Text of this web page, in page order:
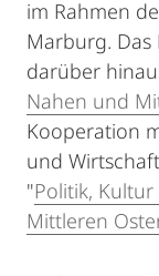
im Rahmen
Marburg. Das
darüber
Nahen und
Kooperation
und
"Politik,
Mittleren